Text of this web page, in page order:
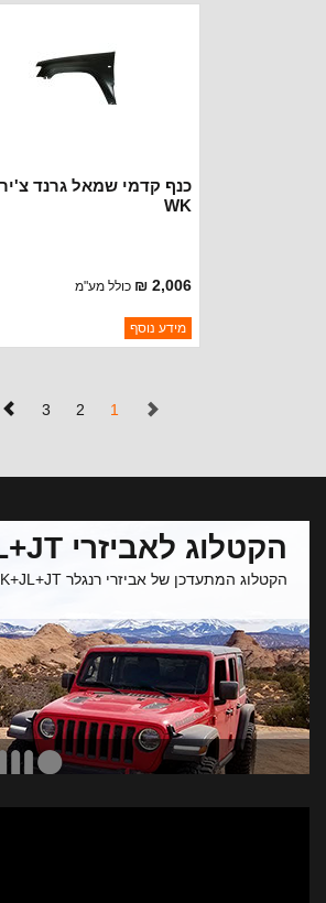
כנף קדמי שמאל גרנד
WK
2,006 ₪ כולל מע"מ
ברקוד: 55396294AC
יצרן:MOPAR CHRYSLER
מידע נוסף
1 (נוכחי)
2
3
הקטלוג לאביזרי JK+JL+JT
הקטלוג המתעדכן של אביזרי רנגלר JK+JL+JT